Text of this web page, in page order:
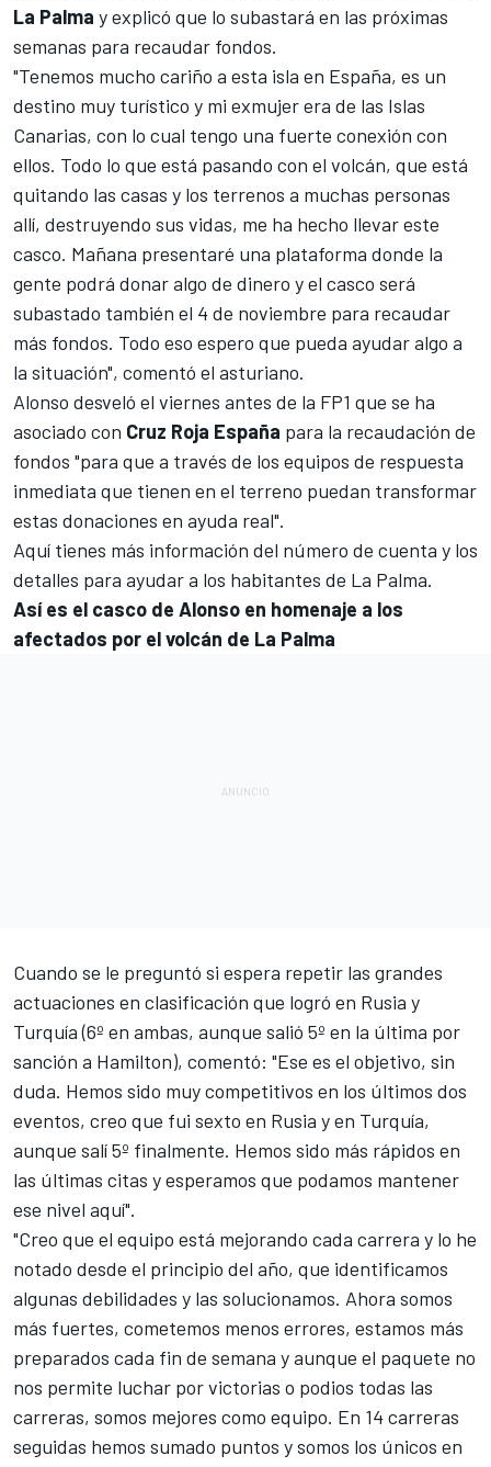
La Palma y explicó que lo subastará en las próximas
semanas para recaudar fondos.
"Tenemos mucho cariño a esta isla en España, es un
destino muy turístico y mi exmujer era de las Islas
Canarias, con lo cual tengo una fuerte conexión con
ellos. Todo lo que está pasando con el volcán, que está
quitando las casas y los terrenos a muchas personas
allí, destruyendo sus vidas, me ha hecho llevar este
casco. Mañana presentaré una plataforma donde la
gente podrá donar algo de dinero y el casco será
subastado también el 4 de noviembre para recaudar
más fondos. Todo eso espero que pueda ayudar algo a
la situación", comentó el asturiano.
Alonso desveló el viernes antes de la FP1 que se ha
asociado con Cruz Roja España para la recaudación de
fondos "para que a través de los equipos de respuesta
inmediata que tienen en el terreno puedan transformar
estas donaciones en ayuda real".
Aquí tienes más información del número de cuenta y los
detalles para ayudar a los habitantes de La Palma.
Así es el casco de Alonso en homenaje a los
afectados por el volcán de La Palma
Cuando se le preguntó si espera repetir las grandes
actuaciones en clasificación que logró en Rusia y
Turquía (6º en ambas, aunque salió 5º en la última por
sanción a Hamilton), comentó: "Ese es el objetivo, sin
duda. Hemos sido muy competitivos en los últimos dos
eventos, creo que fui sexto en Rusia y en Turquía,
aunque salí 5º finalmente. Hemos sido más rápidos en
las últimas citas y esperamos que podamos mantener
ese nivel aquí".
"Creo que el equipo está mejorando cada carrera y lo he
notado desde el principio del año, que identificamos
algunas debilidades y las solucionamos. Ahora somos
más fuertes, cometemos menos errores, estamos más
preparados cada fin de semana y aunque el paquete no
nos permite luchar por victorias o podios todas las
carreras, somos mejores como equipo. En 14 carreras
seguidas hemos sumado puntos y somos los únicos en